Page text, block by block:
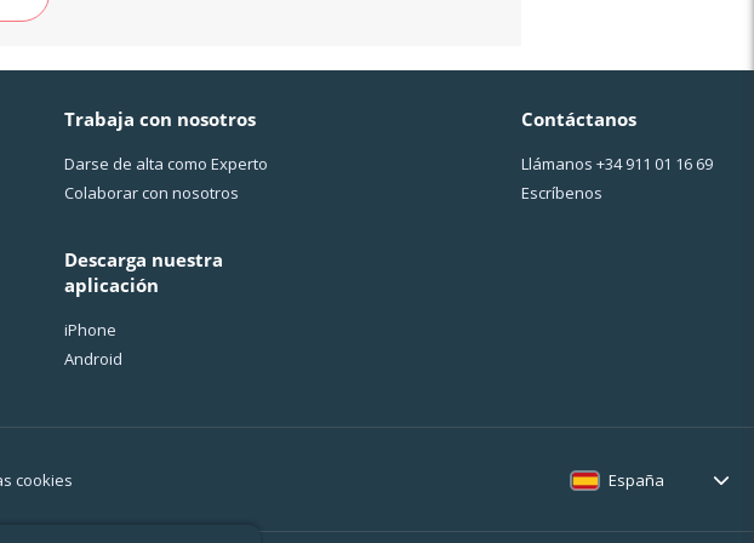
Trabaja con nosotros
Darse de alta como Experto
Colaborar con nosotros
Descarga nuestra
aplicación
iPhone
Android
Contáctanos
Llámanos +34 911 01 16 69
Escríbenos
cookies España